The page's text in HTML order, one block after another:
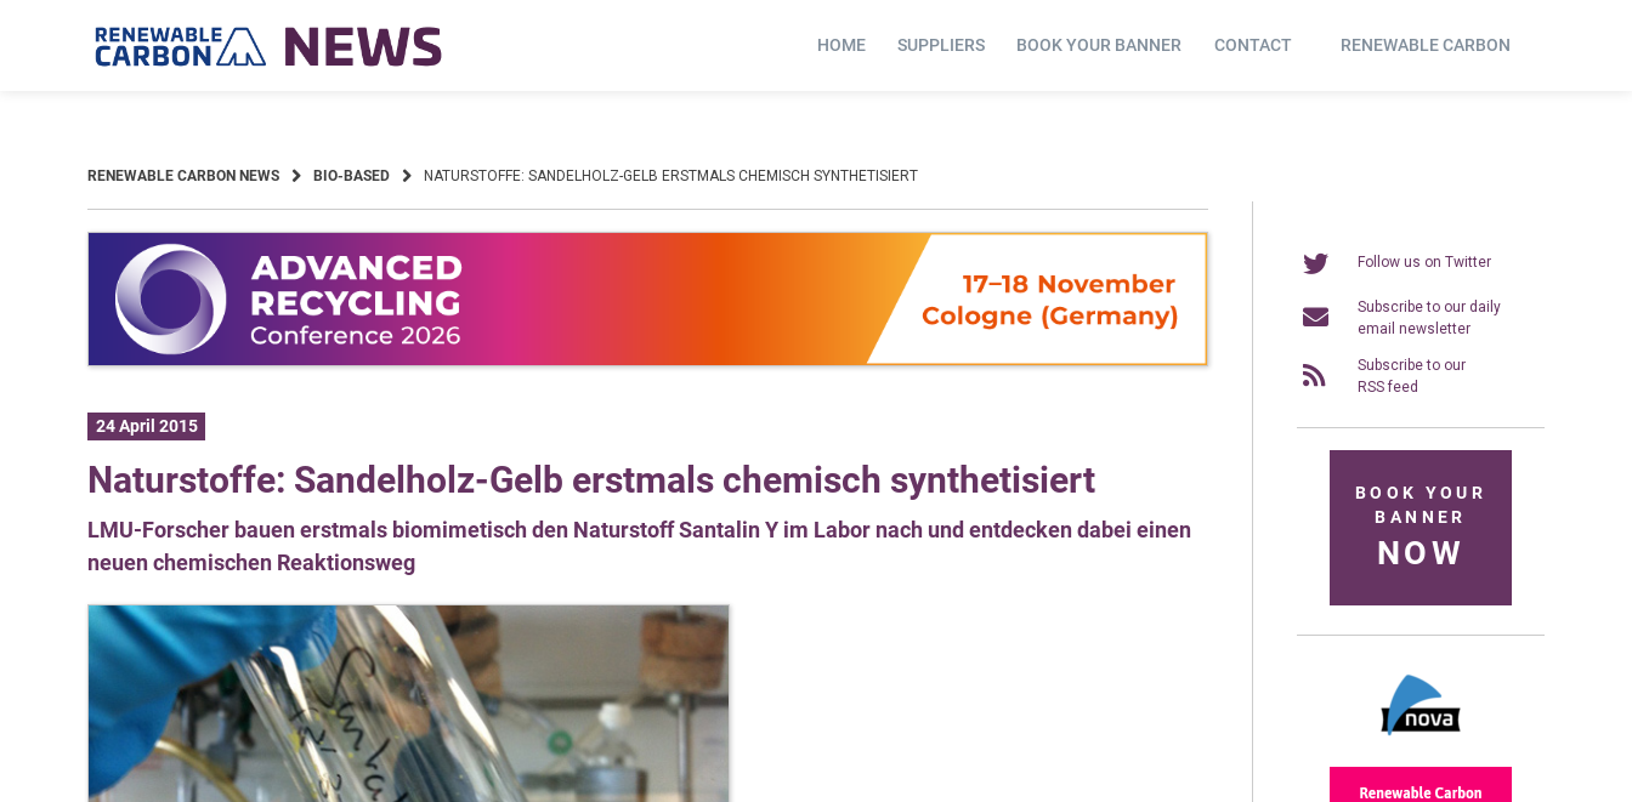
HOME SUPPLIERS BOOK YOUR BANNER CONTACT RENEWABLE CARBON
RENEWABLE CARBON NEWS BIO-BASED NATURSTOFFE: SANDELHOLZ-GELB ERSTMALS CHEMISCH SYNTHETISIERT
24 April 2015
Naturstoffe: Sandelholz-Gelb erstmals chemisch synthetisiert
LMU-Forscher bauen erstmals biomimetisch den Naturstoff Santalin Y im Labor nach und entdecken dabei einen
neuen chemischen Reaktionsweg
Follow us on Twitter
Subscribe to our daily
email newsletter
Subscribe to our
RSS feed
BOOK YOUR
BANNER
NOW